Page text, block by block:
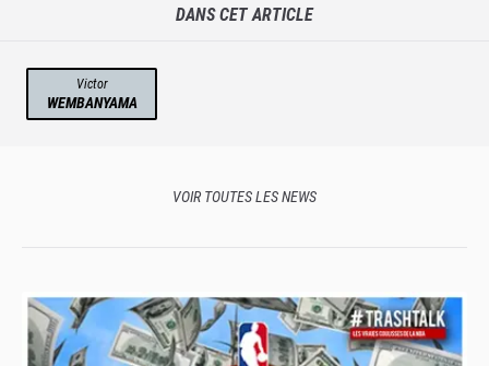
DANS CET ARTICLE
Victor
WEMBANYAMA
VOIR TOUTES LES NEWS